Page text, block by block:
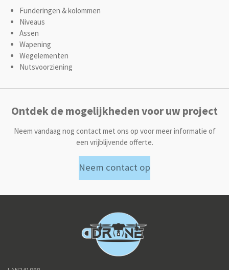
Funderingen & kolommen
Niveaus
Assen
Wapening
Wegelementen
Nutsvoorziening
Ontdek de mogelijkheden voor uw project
Neem vandaag nog contact met ons op voor meer informatie of
een vrijblijvende offerte.
Neem contact op